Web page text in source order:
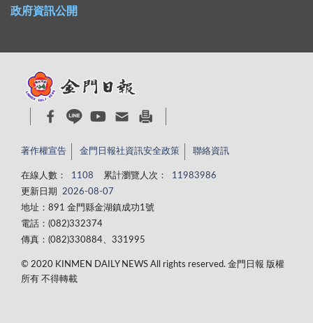
政府資訊公開
著作權宣告 金門日報社資訊安全政策 聯絡資訊
在線人數： 1108 累計瀏覽人次：
11983986
更新日期
2026-08-07
地址：891 金門縣金湖鎮成功1號
電話：(082)332374
傳真：(082)330884、331995
© 2020 KINMEN DAILY NEWS All rights reserved. 金門日報 版權
所有 不得轉載